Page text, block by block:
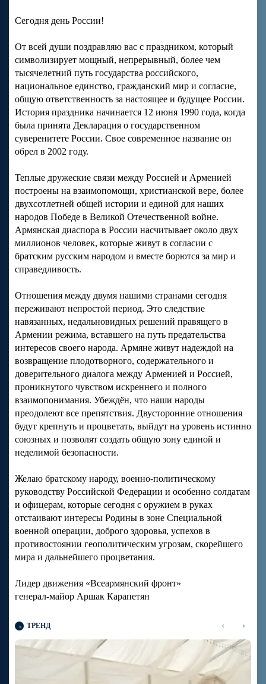
Сегодня день России!
От всей души поздравляю вас с праздником, который
символизирует мощный, непрерывный, более чем
тысячелетний путь государства российского,
национальное единство, гражданский мир и согласие,
общую ответственность за настоящее и будущее России.
История праздника начинается 12 июня 1990 года, когда
была принята Декларация о государственном
суверенитете России. Свое современное название он
обрел в 2002 году.
Теплые дружеские связи между Россией и Арменией
построены на взаимопомощи, христианской вере, более
двухсотлетней общей истории и единой для наших
народов Победе в Великой Отечественной войне.
Армянская диаспора в России насчитывает около двух
миллионов человек, которые живут в согласии с
братским русским народом и вместе борются за мир и
справедливость.
Отношения между двумя нашими странами сегодня
переживают непростой период. Это следствие
навязанных, недальновидных решений правящего в
Армении режима, вставшего на путь предательства
интересов своего народа. Армяне живут надеждой на
возвращение плодотворного, содержательного и
доверительного диалога между Арменией и Россией,
проникнутого чувством искреннего и полного
взаимопонимания. Убеждён, что наши народы
преодолеют все препятствия. Двусторонние отношения
будут крепнуть и процветать, выйдут на уровень истинно
союзных и позволят создать общую зону единой и
неделимой безопасности.
Желаю братскому народу, военно-политическому
руководству Российской Федерации и особенно солдатам
и офицерам, которые сегодня с оружием в руках
отстаивают интересы Родины в зоне Специальной
военной операции, доброго здоровья, успехов в
противостоянии геополитическим угрозам, скорейшего
мира и дальнейшего процветания.
Лидер движения «Всеармянский фронт»
генерал-майор Аршак Карапетян
ТРЕНД ‹ ›